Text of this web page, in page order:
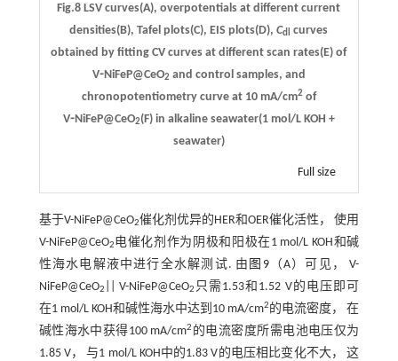
Fig.8 LSV curves(A), overpotentials at different current
densities(B), Tafel plots(C), EIS plots(D),Cdl curves
obtained by fitting CV curves at different scan rates(E) of
V⁃NiFeP@CeO2 and control samples, and
chronopotentiometry curve at 10 mA/cm2of
V⁃NiFeP@CeO2(F) in alkaline seawater(1 mol/L KOH +
seawater)
Full size
基于V-NiFeP@CeO2催化剂优异的HER和OER催化活性， 使用
V-NiFeP@CeO2电催化剂作为阴极和阳极在1 mol/L KOH和碱
性海水电解液中进行全水解测试. 由 图9（A）可见， V-
NiFeP@CeO2 || V-NiFeP@CeO2 只需1.53和1.52 V的电压即可
在1 mol/L KOH和碱性海水中达到10 mA/cm2 的电流密度， 在
碱性海水中获得100 mA/cm2 的电流密度所需电池电压仅为
1.85 V， 与1 mol/L KOH中的1.83 V的电压相比变化不大， 这